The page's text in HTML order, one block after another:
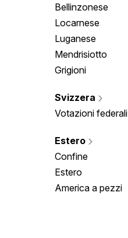
Bellinzonese
Locarnese
Luganese
Mendrisiotto
Grigioni
Svizzera
Votazioni federali
Estero
Confine
Estero
America a pezzi